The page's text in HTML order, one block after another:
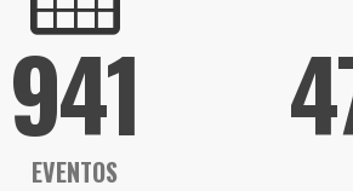
941
EVENTOS